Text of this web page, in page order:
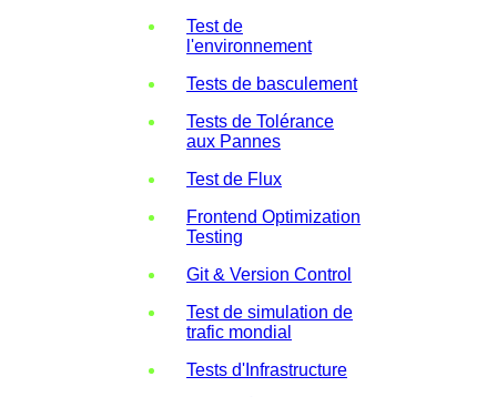
Test de
l'environnement
Tests de basculement
Tests de Tolérance
aux Pannes
Test de Flux
Frontend Optimization
Testing
Git & Version Control
Test de simulation de
trafic mondial
Tests d'Infrastructure